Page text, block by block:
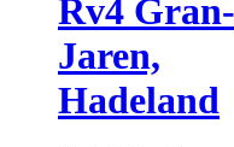
Rv4 Gran-
Jaren,
Hadeland